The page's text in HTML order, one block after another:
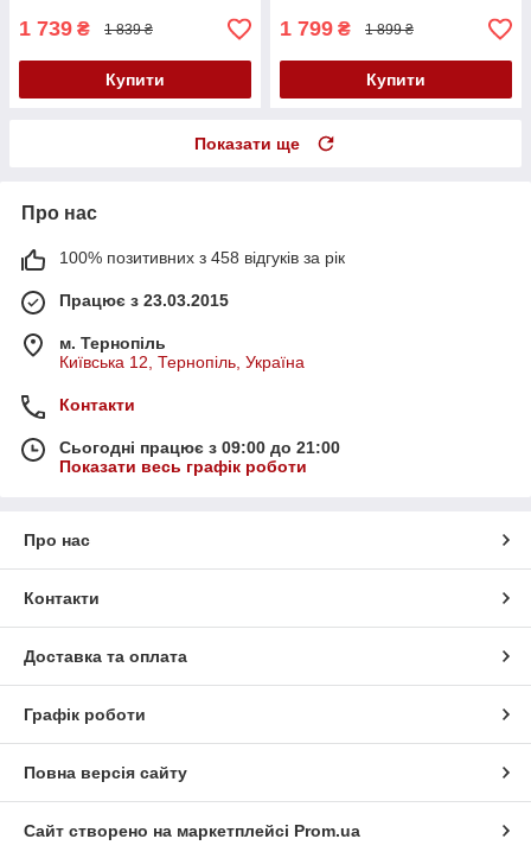
1 739 ₴ 1 839 ₴
Купити
1 799 ₴ 1 899 ₴
Купити
Показати ще
Про нас
100% позитивних з 458 відгуків за рік
Працює з 23.03.2015
м. Тернопіль
Київська 12, Тернопіль, Україна
Контакти
Сьогодні працює з 09:00 до 21:00
Показати весь графік роботи
Про нас
Контакти
Доставка та оплата
Графік роботи
Повна версія сайту
Сайт створено на маркетплейсі Prom.ua